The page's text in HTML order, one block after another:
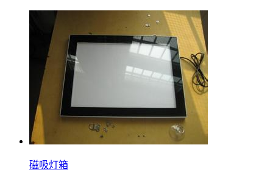
磁吸灯箱